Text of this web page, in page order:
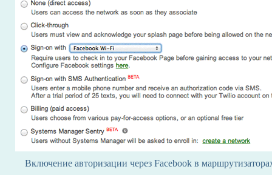
Включение авторизации через Facebook в